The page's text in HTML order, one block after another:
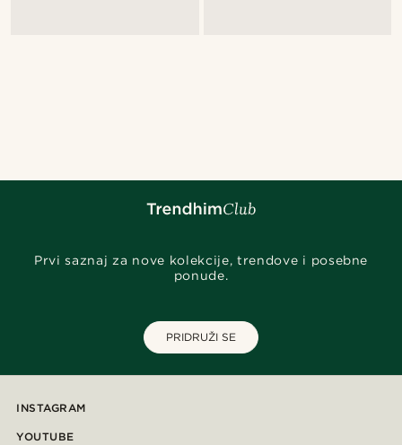
Prvi saznaj za nove kolekcije, trendove i posebne
ponude.
PRIDRUŽI SE
INSTAGRAM
YOUTUBE